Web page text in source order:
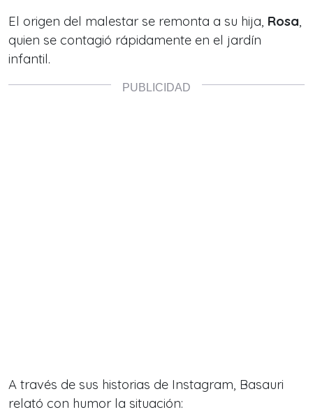
El origen del malestar se remonta a su hija, Rosa,
quien se contagió rápidamente en el jardín
infantil.
A través de sus historias de Instagram, Basauri
relató con humor la situación: